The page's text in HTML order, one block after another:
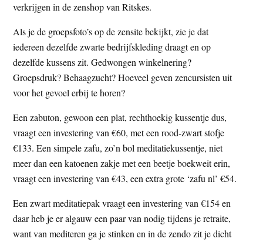
verkrijgen in de zenshop van Ritskes.
Als je de groepsfoto’s op de zensite bekijkt, zie je dat
iedereen dezelfde zwarte bedrijfskleding draagt en op
dezelfde kussens zit. Gedwongen winkelnering?
Groepsdruk? Behaagzucht? Hoeveel geven zencursisten uit
voor het gevoel erbij te horen?
Een zabuton, gewoon een plat, rechthoekig kussentje dus,
vraagt een investering van €60, met een rood-zwart stofje
€133. Een simpele zafu, zo’n bol meditatiekussentje, niet
meer dan een katoenen zakje met een beetje boekweit erin,
vraagt een investering van €43, een extra grote ‘zafu nl’ €54.
Een zwart meditatiepak vraagt een investering van €154 en
daar heb je er algauw een paar van nodig tijdens je retraite,
want van mediteren ga je stinken en in de zendo zit je dicht